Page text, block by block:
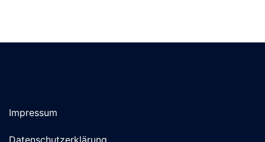
Impressum
Datenschutzerklärung